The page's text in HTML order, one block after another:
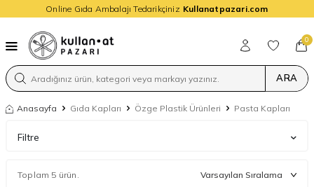
Online Gıda Ambalajı Tedarikçiniz Kullanatpazari.com
ARA
0
Anasayfa Gıda Kapları Özge Plastik Ürünleri Pasta Kapları
Filtre
Toplam 5 ürün.